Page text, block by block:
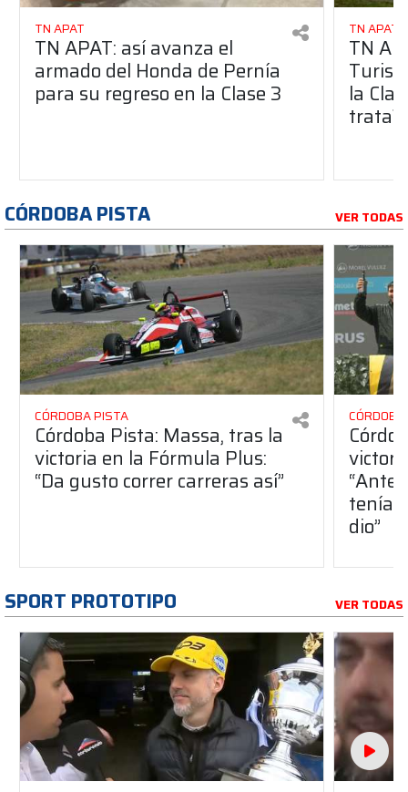
TN APAT
TN APAT: así avanza el
armado del Honda de Pernía
para su regreso en la Clase 3
TN APAT
TN
la
trata?
CÓRDOBA PISTA VER TODAS
CÓRDOBA PISTA
Córdoba Pista: Massa, tras la
victoria en la Fórmula Plus:
“Da gusto correr carreras así”
dio”
SPORT PROTOTIPO VER TODAS